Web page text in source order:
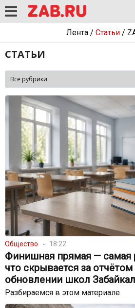
Лента/ Статьи/
СТАТЬИ
Общество 18:22
Финишная прямая — самая
что скрывается за отчётом
обновлении школ
Разбираемся в этом материале